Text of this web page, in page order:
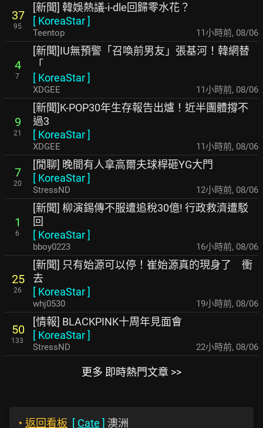
37
95
[新聞] 韓娛熱議-i-dle回歸零水花？
[ KoreaStar]
Teentop 11小時前, 08/06
4
7
[新聞]IU無預警「召喚前男友」張基河！韓網替
「
[ KoreaStar]
XDGEE 11小時前, 08/06
9
21
[新聞]K-POP30年生存報告出爐！近半團體撐不
過3
[ KoreaStar]
XDGEE 11小時前, 08/06
7
20
[閒聊] 晚間有人拿高爾夫球桿砸YG大門
[ KoreaStar]
StressND 12小時前, 08/06
1
6
[新聞] 柳演錫傳不服遭追稅30億! 行政救濟遭駁
回
[ KoreaStar]
bboy0223 16小時前, 08/06
25
26
[新聞] 只有始源可以停！崔始源真的現身了 衝
去
[ KoreaStar]
whj0530 19小時前, 08/06
50
133
[情報] BLACKPINK十周年見面會
[ KoreaStar]
StressND 22小時前, 08/06
更多 即時熱門文章 >>
‣ 返回看板 [ Cate ] 澳洲